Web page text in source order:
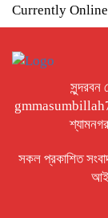
Currently
সুন্দরবন
সকল প্রকাশিত